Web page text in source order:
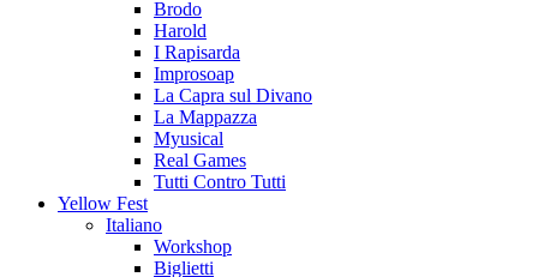
Brodo
Harold
I Rapisarda
Improsoap
La Capra sul Divano
La Mappazza
Myusical
Real Games
Tutti Contro Tutti
Yellow Fest
Italiano
Workshop
Biglietti